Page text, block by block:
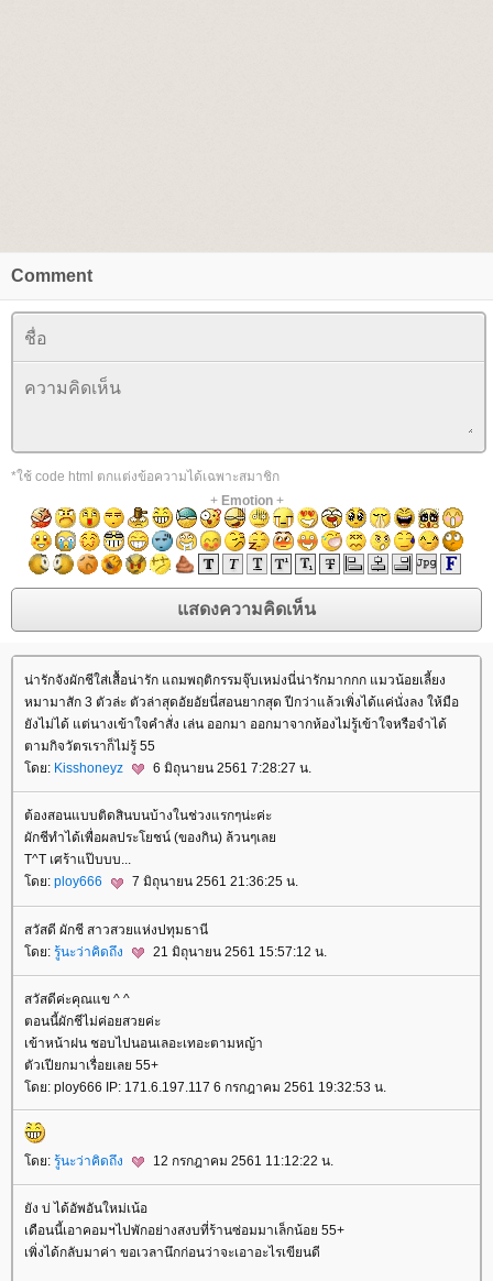
Comment
*ใช้ code html ตกแต่งข้อความได้เฉพาะสมาชิก
+ Emotion+
น่ารักจังผักชีใส่เสื้อน่ารัก แถมพฤติกรรมจุ๊บเหม่งนี่น่ารักมากกก แมวน้อยเลี้ยง
หมามาสัก 3 ตัวล่ะ ตัวล่าสุดอัยอัยนี่สอนยากสุด ปีกว่าแล้วเพิ่งได้แค่นั่งลง ให้มือ
ังไม่ได้ แต่นางเข้าใจคำสั่ง เล่น ออกมา ออกมาจากห้องไม่รู้เข้าใจหรือจำได้
ตามกิจวัตรเราก็ไม่รู้ 55
ดย: Kisshoneyz 6 มิถุนายน 2561 7:28:27 น.
ต้องสอนแบบติดสินบนบ้างในช่วงแรกๆน่ะค่ะ
ผักชีทำได้เพื่อผลประโยชน์ (ของกิน) ล้วนๆเล
T^T เศร้าแป๊บบบ...
ดย: ploy666 7 มิถุนายน 2561 21:36:25 น.
สวัสดี ผักชี สาวสวยแห่งปทุมธานี
ดย: รู้นะว่าคิดถึง 21 มิถุนายน 2561 15:57:12 น.
สวัสดีค่ะคุณแข ^ ^
ตอนนี้ผักชีไม่ค่อยสวยค่ะ
เข้าหน้าฝน ชอบไปนอนเลอะเทอะตามหญ้า
ตัวเปียกมาเรื่อยเลย 55+
ดย: ploy666 IP: 171.6.197.117 6 กรกฎาคม 2561 19:32:53 น.
ดย: รู้นะว่าคิดถึง 12 กรกฎาคม 2561 11:12:22 น.
ัง บ่ ได้อัพอันใหม่เน้อ
เดือนนี้เอาคอมฯไปพักอย่างสงบที่ร้านซ่อมมาเล็กน้อย 55+
เพิ่งได้กลับมาค่า ขอเวลานึกก่อนว่าจะเอาอะไรเขียนดี